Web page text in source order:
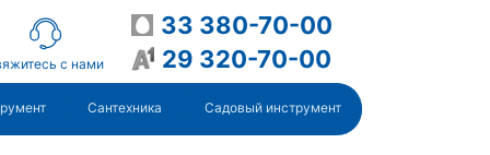
с нами
33 380-70-00
29 320-70-00
Сантехника Садовый инструмент